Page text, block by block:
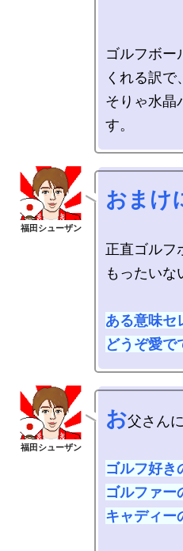
ゴルフボー
くれる訳で、
そりゃ水晶
おま
正直ゴルフ
もったいな
ある意味セ
どうぞ愛で
お父さん
ゴルフ好き
ゴルファー
キャディー